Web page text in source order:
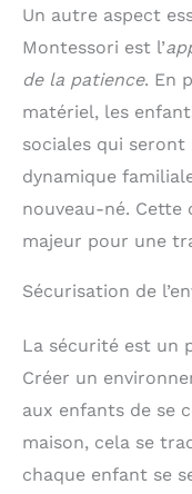
Un autre aspect
Montessori est l’
de la patience. En
matériel, les
sociales qui
dynamique
nouveau-né.
majeur pour une
Sécurisation de
La sécurité est un
Créer un
aux enfants de se
maison, cela se
chaque enfant se